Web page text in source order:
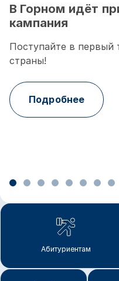
В Горном идёт
кампания
Поступайте в первый
страны!
Подробнее
Абитуриентам